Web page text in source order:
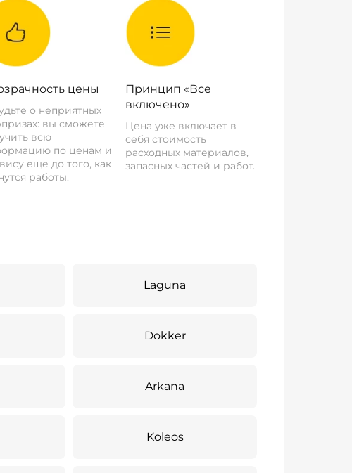
цены
о неприятных
вы сможете
всю
по ценам и
еще до того, как
работы.
Принцип «Все
включено»
Цена уже включает в
себя стоимость
расходных материалов,
запасных частей и работ.
Laguna
Dokker
Arkana
Koleos